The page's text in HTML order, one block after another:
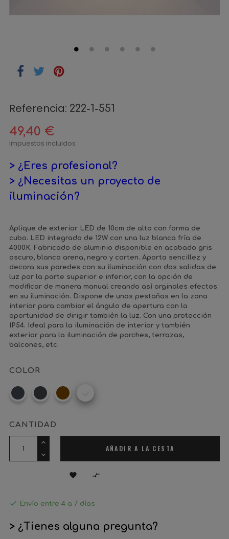
Referencia: 222-1-551
49,40 €
Impuestos incluidos
> ¿Eres profesional?
> ¿Necesitas un proyecto de
iluminación?
Aplique de exterior LED de 10cm de alto con forma de
cubo. LED integrado de 12W con una luz blanca fría de
4000K. Fabricado de aluminio disponible en acabado gris
oscuro, blanco arena, negro y corten. Aporta sencillez y
decora sus paredes con su iluminación con dos salidas de
luz por la parte superior e inferior, con la opción de
modificar de manera manual creando así orginales efectos
en su iluminación. Dispone de unas pestañas en la zona
interior para cambiar el ángulo de apertura con la
oportunidad de dirigir también la luz. Con una protección
IP54. Ideal para la iluminación de interior y también
exterior para la iluminación de porches, terrazas,
balcones, etc.
COLOR
Negro
Gris
marengo
Corten
arena
CANTIDAD
AÑADIR A LA CESTA
 
 Envío entre 4 a 7 días
> ¿Tienes alguna pregunta?